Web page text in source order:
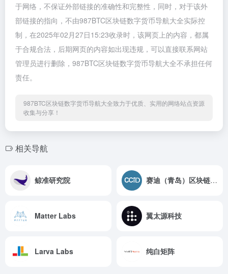
于网络，不保证外部链接的准确性和完整性，同时，对于该外
部链接的指向，不由987BTC区块链数字货币导航大全实际控
制，在2025年02月27日15:23收录时，该网页上的内容，都属
于合规合法，后期网页的内容如出现违规，可以直接联系网站
管理员进行删除，987BTC区块链数字货币导航大全不承担任何
责任。
987BTC区块链数字货币导航大全致力于优质、实用的网络站点资源
收集与分享！
相关导航
鲸准研究院 赛迪（青岛）区块链研究院
Matter Labs 翼太源科技
Larva Labs 纯白矩阵